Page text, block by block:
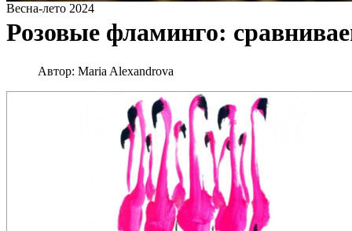
Весна-лето 2024
Розовые фламинго:
Автор: Maria Alexandrova